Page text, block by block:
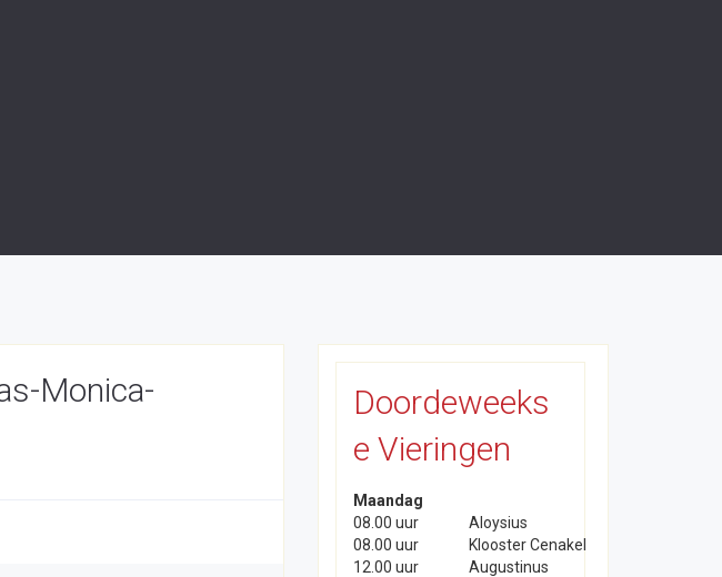
Monica-
Doordeweeks
e Vieringen
Maandag
08.00 uur
Aloysius
08.00 uur
Klooster Cenakel
12.00 uur
Augustinus